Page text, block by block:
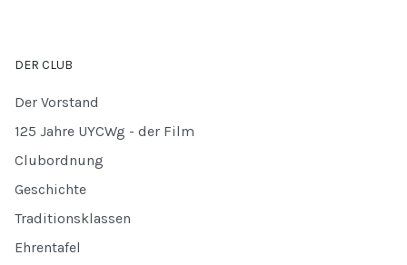
DER CLUB
Der Vorstand
125 Jahre UYCWg - der Film
Clubordnung
Geschichte
Traditionsklassen
Ehrentafel